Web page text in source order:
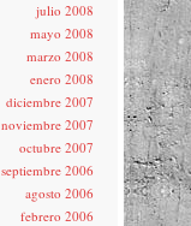
julio 2008
mayo 2008
marzo 2008
enero 2008
diciembre 2007
noviembre 2007
octubre 2007
septiembre 2006
agosto 2006
febrero 2006